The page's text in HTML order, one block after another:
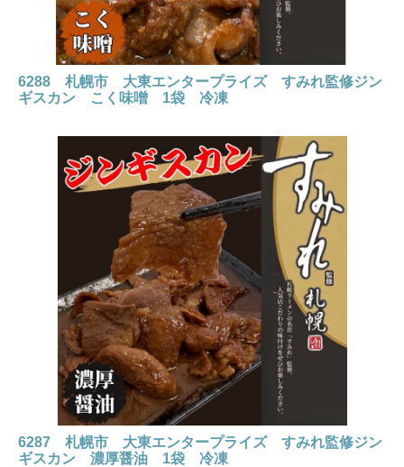
6288 札幌市 大東エンタープライズ すみれ監修ジン
ギスカン こく味噌 1袋 冷凍
6287 札幌市 大東エンタープライズ すみれ監修ジン
ギスカン 濃厚醤油 1袋 冷凍